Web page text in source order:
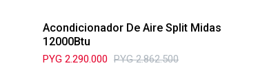
Acondicionador De Aire Split Midas
12000Btu
PYG 2.290.000 PYG 2.862.500